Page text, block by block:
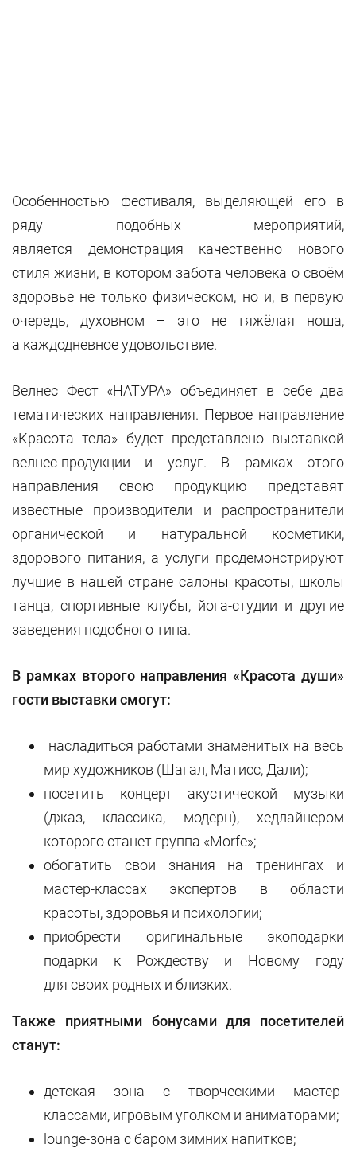
Особенностью фестиваля, выделяющей его в
ряду подобных мероприятий,
является демонстрация качественно нового
стиля жизни, в котором забота человека о своём
здоровье не только физическом, но и, в первую
очередь, духовном – это не тяжёлая ноша,
а каждодневное удовольствие.
Велнес Фест «НАТУРА» объединяет в себе два
тематических направления. Первое направление
«Красота тела» будет представлено выставкой
велнес-продукции и услуг. В рамках этого
направления свою продукцию представят
известные производители и распространители
органической и натуральной косметики,
здорового питания, а услуги продемонстрируют
лучшие в нашей стране салоны красоты, школы
танца, спортивные клубы, йога-студии и другие
заведения подобного типа.
В рамках второго направления «Красота души»
гости выставки смогут:
насладиться работами знаменитых на весь
мир художников (Шагал, Матисс, Дали);
посетить концерт акустической музыки
(джаз, классика, модерн), хедлайнером
которого станет группа «Morfe»;
обогатить свои знания на тренингах и
мастер-классах экспертов в области
красоты, здоровья и психологии;
приобрести оригинальные экоподарки
подарки к Рождеству и Новому году
для своих родных и близких.
Также приятными бонусами для посетителей
станут:
детская зона с творческими мастер-
классами, игровым уголком и аниматорами;
lounge-зона с баром зимних напитков;